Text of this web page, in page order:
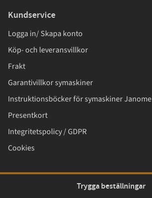
Kundservice
Logga in/ Skapa konto
Köp- och leveransvillkor
Frakt
Garantivillkor symaskiner
Instruktionsböcker för symaskiner Janome
Presentkort
Integritetspolicy / GDPR
Cookies
Trygga beställningar